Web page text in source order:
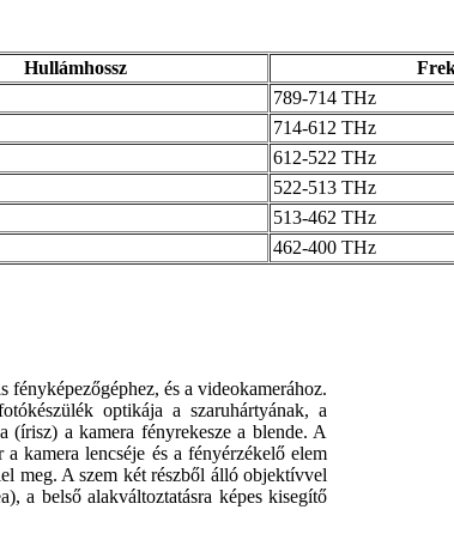
Hullámhossz
789-714 THz
714-612 THz
612-522 THz
522-513 THz
513-462 THz
462-400 THz
és a videokamerához.
optikája a szaruhártyának, a
(írisz) a kamera fényrekesze a blende. A
kamera lencséje és a fényérzékelő elem
meg. A szem két részből álló objektívvel
a belső alakváltoztatásra képes kisegítő